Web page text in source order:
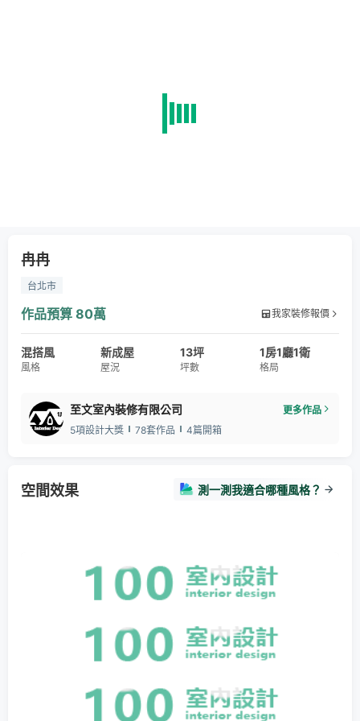
冉冉
台北市
作品預算 80萬 我家裝修報價
混搭風
風格
新成屋
屋況
13坪
坪數
1房1廳1衛
格局
至文室內裝修有限公司
更多作品
5項設計大獎
78套作品 4篇開箱
空間效果 測一測我適合哪種風格？